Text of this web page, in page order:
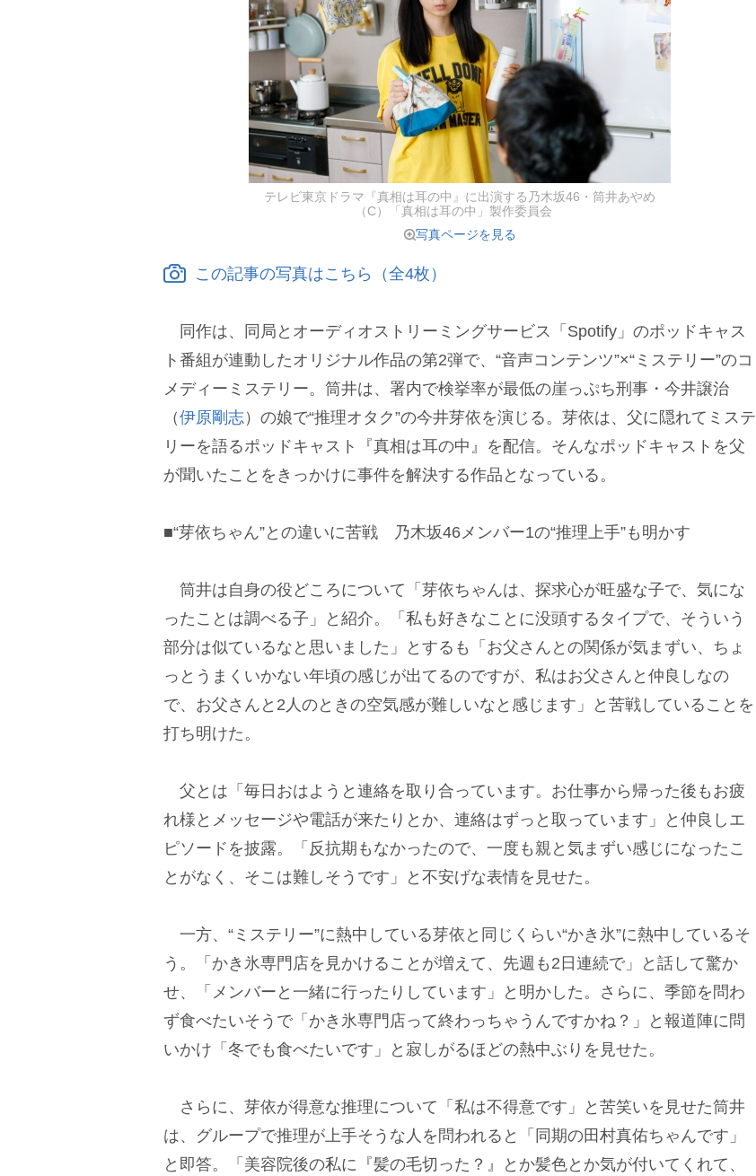
テレビ東京ドラマ『真相は耳の中』に出演する乃木坂46・筒井あやめ
（C）「真相は耳の中」製作委員会
写真ページを見る
この記事の写真はこちら（全4枚）
同作は、同局とオーディオストリーミングサービス「Spotify」のポッドキャス
ト番組が連動したオリジナル作品の第2弾で、“音声コンテンツ”×“ミステリー”のコ
メディーミステリー。筒井は、署内で検挙率が最低の崖っぷち刑事・今井譲治
（伊原剛志）の娘で“推理オタク”の今井芽依を演じる。芽依は、父に隠れてミステ
リーを語るポッドキャスト『真相は耳の中』を配信。そんなポッドキャストを父
が聞いたことをきっかけに事件を解決する作品となっている。
■“芽依ちゃん”との違いに苦戦 乃木坂46メンバー1の“推理上手”も明かす
筒井は自身の役どころについて「芽依ちゃんは、探求心が旺盛な子で、気にな
ったことは調べる子」と紹介。「私も好きなことに没頭するタイプで、そういう
部分は似ているなと思いました」とするも「お父さんとの関係が気まずい、ちょ
っとうまくいかない年頃の感じが出てるのですが、私はお父さんと仲良しなの
で、お父さんと2人のときの空気感が難しいなと感じます」と苦戦していることを
打ち明けた。
父とは「毎日おはようと連絡を取り合っています。お仕事から帰った後もお疲
れ様とメッセージや電話が来たりとか、連絡はずっと取っています」と仲良しエ
ピソードを披露。「反抗期もなかったので、一度も親と気まずい感じになったこ
とがなく、そこは難しそうです」と不安げな表情を見せた。
一方、“ミステリー”に熱中している芽依と同じくらい“かき氷”に熱中しているそ
う。「かき氷専門店を見かけることが増えて、先週も2日連続で」と話して驚か
せ、「メンバーと一緒に行ったりしています」と明かした。さらに、季節を問わ
ず食べたいそうで「かき氷専門店って終わっちゃうんですかね？」と報道陣に問
いかけ「冬でも食べたいです」と寂しがるほどの熱中ぶりを見せた。
さらに、芽依が得意な推理について「私は不得意です」と苦笑いを見せた筒井
は、グループで推理が上手そうな人を問われると「同期の田村真佑ちゃんです」
と即答。「美容院後の私に『髪の毛切った？』とか髪色とか気が付いてくれて、